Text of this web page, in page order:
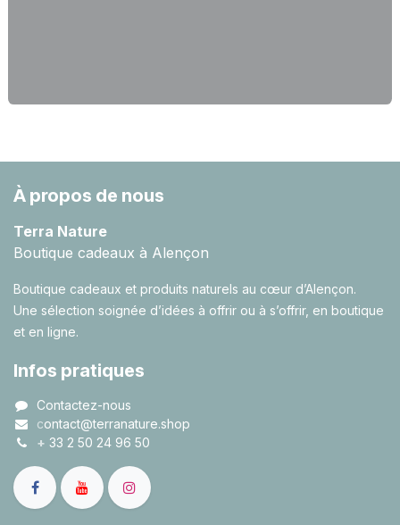
À propos de nous
Terra Nature
Boutique cadeaux à Alençon
Boutique cadeaux et produits naturels au cœur d’Alençon.
Une sélection soignée d’idées à offrir ou à s’offrir, en boutique
et en ligne.
Infos pratiques
Contactez-nous
contact@terranature.shop
+ 33 2 50 24 96 50